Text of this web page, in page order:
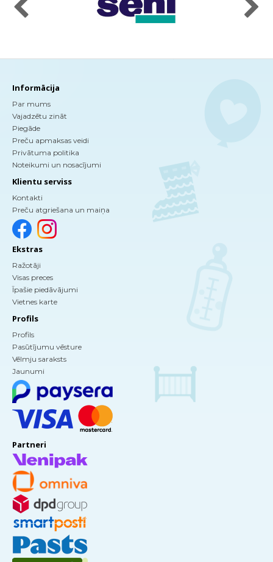
Informācija
Par mums
Vajadzētu zināt
Piegāde
Preču apmaksas veidi
Privātuma politika
Noteikumi un nosacījumi
Klientu serviss
Kontakti
Preču atgriešana un maiņa
Ekstras
Ražotāji
Visas preces
Īpašie piedāvājumi
Vietnes karte
Profils
Profils
Pasūtījumu vēsture
Vēlmju saraksts
Jaunumi
Partneri